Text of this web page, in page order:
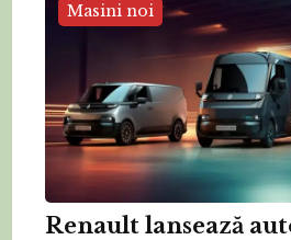
Masini noi
Renault lansează